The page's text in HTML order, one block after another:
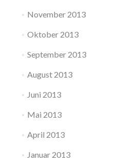
November 2013
Oktober 2013
September 2013
August 2013
Juni 2013
Mai 2013
April 2013
Januar 2013